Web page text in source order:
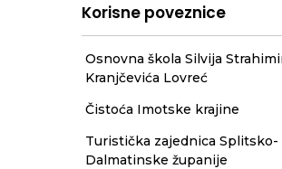
Korisne poveznice
Osnovna škola Silvija
Kranjčevića Lovreć
Čistoća Imotske krajine
Turistička zajednica Splitsko-
Dalmatinske županije